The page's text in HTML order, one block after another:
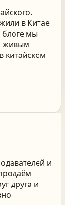
в Китае
блоге мы
живым
китайском
и
друга и